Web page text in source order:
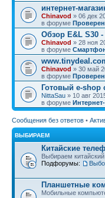
интернет-
Chinavod » 06 дек
в форуме
Обзор E&L S30
Chinavod » 28 ноя
в форуме
Chinavod » 30 май
в форуме
Готовый e-shop
NittaSau » 10 авг
в форуме
Сообщения без ответов •
ВЫБИРАЕМ
Китайские
Выбираем
Подфорумы:
Планшетные
Мобильные